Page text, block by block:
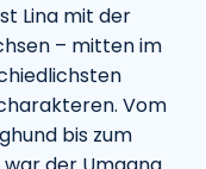
Lina mit der
– mitten im
Vom
bis zum